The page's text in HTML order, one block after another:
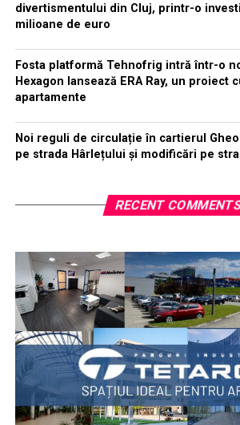
divertismentului din Cluj, printr-o
milioane de euro
Fosta platformă Tehnofrig intră într-o
Hexagon lansează ERA Ray, un proiect
apartamente
Noi reguli de circulație în cartierul
pe strada Hârlețului și modificări pe
RECENT